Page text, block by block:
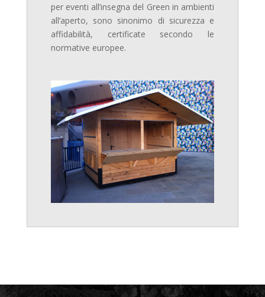
per eventi all’insegna del Green in ambienti
all’aperto, sono sinonimo di sicurezza e
affidabilità, certificate secondo le
normative europee.